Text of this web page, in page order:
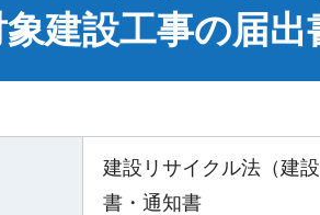
建設工事の届出
建設リサイクル法（建
書・通知書